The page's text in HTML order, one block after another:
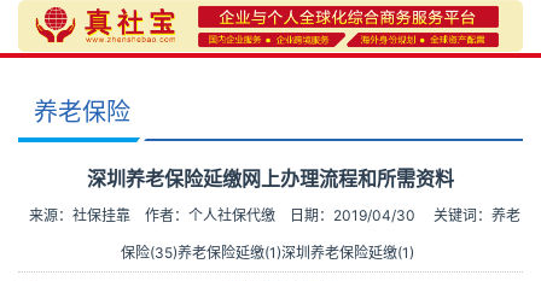
养老保险
深圳养老保险延缴网上办理流程和所需资料
来源：社保挂靠 作者：个人社保代缴 日期：2019/04/30 关键词： 养老
保险(35)养老保险延缴(1)深圳养老保险延缴(1)